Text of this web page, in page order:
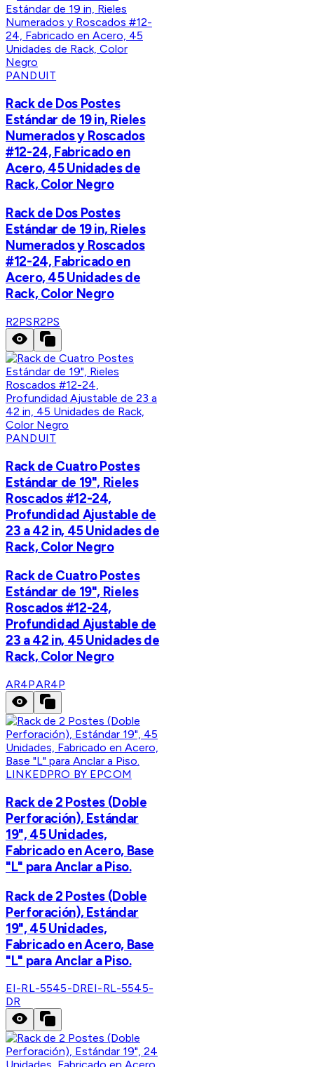
PANDUIT
Rack de Dos Postes
Estándar de 19 in, Rieles
Numerados y Roscados
#12-24, Fabricado en
Acero, 45 Unidades de
Rack, Color Negro
Rack de Dos Postes
Estándar de 19 in, Rieles
Numerados y Roscados
#12-24, Fabricado en
Acero, 45 Unidades de
Rack, Color Negro
R2PSR2PS
PANDUIT
Rack de Cuatro Postes
Estándar de 19", Rieles
Roscados #12-24,
Profundidad Ajustable de
23 a 42 in, 45 Unidades de
Rack, Color Negro
Rack de Cuatro Postes
Estándar de 19", Rieles
Roscados #12-24,
Profundidad Ajustable de
23 a 42 in, 45 Unidades de
Rack, Color Negro
AR4PAR4P
LINKEDPRO BY EPCOM
Rack de 2 Postes (Doble
Perforación), Estándar
19", 45 Unidades,
Fabricado en Acero, Base
"L" para Anclar a Piso.
Rack de 2 Postes (Doble
Perforación), Estándar
19", 45 Unidades,
Fabricado en Acero, Base
"L" para Anclar a Piso.
EI-RL-5545-DREI-RL-5545-
DR